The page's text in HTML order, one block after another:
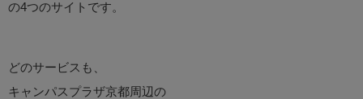
の4つのサイトです。
どのサービスも、
キャンパスプラザ京都周辺の